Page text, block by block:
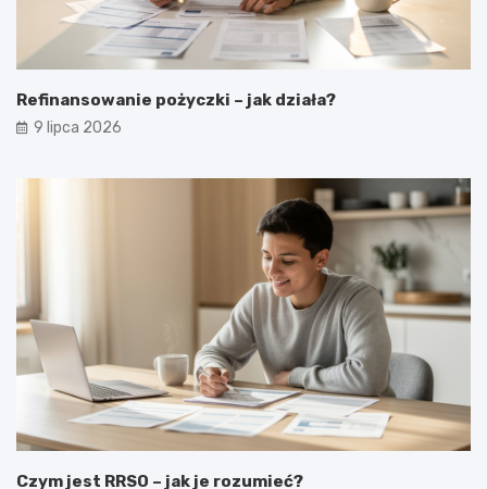
Refinansowanie pożyczki – jak działa?
9 lipca 2026
Czym jest RRSO – jak je rozumieć?